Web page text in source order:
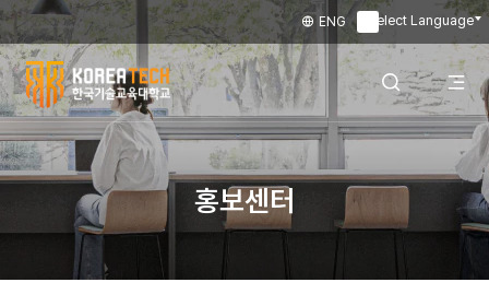
Select Language
ENG
한
국
교
전
홍보센터